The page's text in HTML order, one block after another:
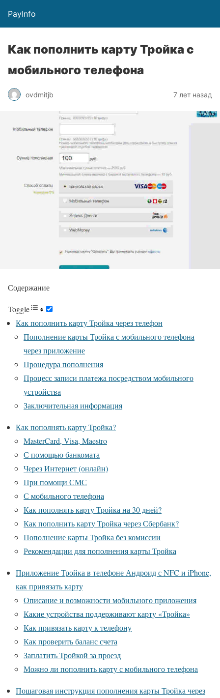
PayInfo
Как пополнить карту Тройка с
мобильного телефона
ovdmitjb 7 лет назад
Содержание
Toggle
Как пополнить карту Тройка через телефон
Пополнение карты Тройка с мобильного телефона
через приложение
Процедура пополнения
Процесс записи платежа посредством мобильного
устройства
Заключительная информация
Как пополнять карту Тройка?
MasterCard, Visa, Maestro
С помощью банкомата
Через Интернет (онлайн)
При помощи СМС
С мобильного телефона
Как пополнять карту Тройка на 30 дней?
Как пополнить карту Тройка через Сбербанк?
Пополнение карты Тройка без комиссии
Рекомендации для пополнения карты Тройка
Приложение Тройка в телефоне Андроид с NFC и iPhone,
как привязать карту
Описание и возможности мобильного приложения
Какие устройства поддерживают карту «Тройка»
Как привязать карту к телефону
Как проверить баланс счета
Заплатить Тройкой за проезд
Можно ли пополнить карту с мобильного телефона
Пошаговая инструкция пополнения карты Тройка через